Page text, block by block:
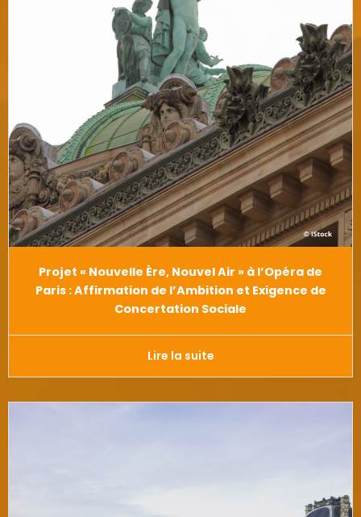
Projet « Nouvelle Ère, Nouvel Air » à l’Opéra de
Paris : Affirmation de l’Ambition et Exigence de
Concertation Sociale
Lire la suite